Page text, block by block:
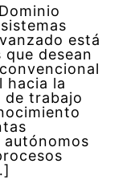
está
desean
hacia la
de trabajo
autónomos